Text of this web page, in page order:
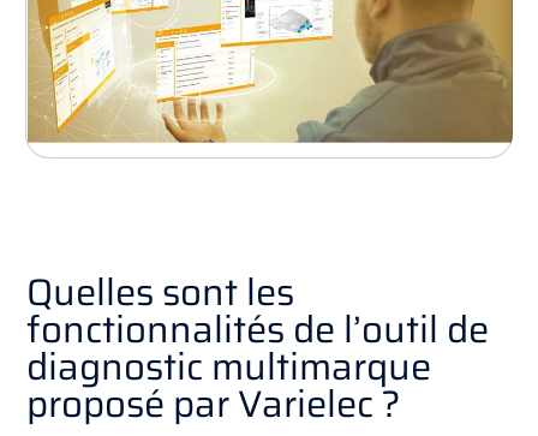
Quelles sont les
fonctionnalités de l’outil de
diagnostic multimarque
proposé par Varielec ?